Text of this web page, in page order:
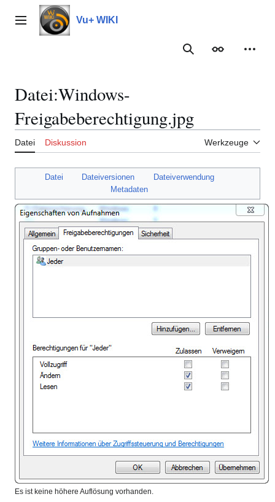
Inhalt
springenHauptmenü Vu+ WIKI
Suche
Datei:Windows-
Freigabeberechtigung.jpg
Datei Diskussion Werkzeuge
Datei Dateiversionen
Dateiverwendung
Metadaten
Es ist keine höhere Auflösung vorhanden.